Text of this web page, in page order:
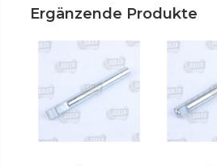
Ergänzende Produkte